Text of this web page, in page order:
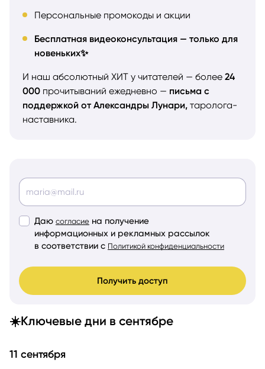
Персональные промокоды и акции
Бесплатная видеоконсультация — только для
новеньких✨
И наш абсолютный ХИТ у читателей — более 24
000 прочитываний ежедневно — письма с
поддержкой от Александры Лунари, таролога-
наставника.
Даю согласие на получение
информационных и рекламных рассылок
в соответствии с Политикой конфиденциальности
Получить доступ
☀️Ключевые дни в сентябре
11 сентября